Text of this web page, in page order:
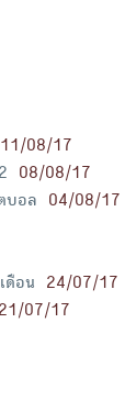
11/08/17
08/08/17
บอล
04/08/17
ดือน
24/07/17
21/07/17